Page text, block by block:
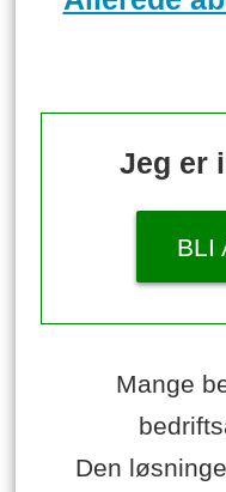
Jeg er
BLI
Mange
Den